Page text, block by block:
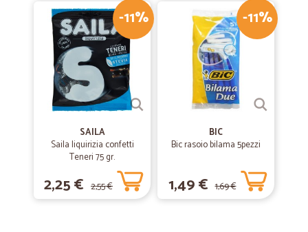
-11%
SAILA
Saila liquirizia confetti
Teneri 75 gr.
2,25 € 2,55 €
-11%
BIC
Bic rasoio bilama 5pezzi
1,49 € 1,69 €